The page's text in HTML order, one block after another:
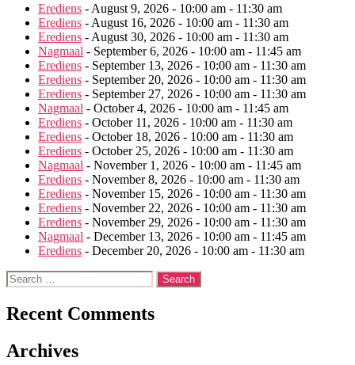
Erediens - August 9, 2026 - 10:00 am - 11:30 am
Erediens - August 16, 2026 - 10:00 am - 11:30 am
Erediens - August 30, 2026 - 10:00 am - 11:30 am
Nagmaal - September 6, 2026 - 10:00 am - 11:45 am
Erediens - September 13, 2026 - 10:00 am - 11:30 am
Erediens - September 20, 2026 - 10:00 am - 11:30 am
Erediens - September 27, 2026 - 10:00 am - 11:30 am
Nagmaal - October 4, 2026 - 10:00 am - 11:45 am
Erediens - October 11, 2026 - 10:00 am - 11:30 am
Erediens - October 18, 2026 - 10:00 am - 11:30 am
Erediens - October 25, 2026 - 10:00 am - 11:30 am
Nagmaal - November 1, 2026 - 10:00 am - 11:45 am
Erediens - November 8, 2026 - 10:00 am - 11:30 am
Erediens - November 15, 2026 - 10:00 am - 11:30 am
Erediens - November 22, 2026 - 10:00 am - 11:30 am
Erediens - November 29, 2026 - 10:00 am - 11:30 am
Nagmaal - December 13, 2026 - 10:00 am - 11:45 am
Erediens - December 20, 2026 - 10:00 am - 11:30 am
Search
for:
Recent Comments
Archives